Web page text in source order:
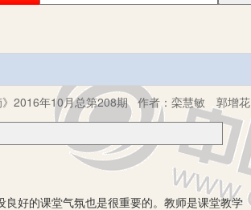
》2016年10月总第208期作者： 栾慧敏 郭增花
好的课堂气氛也是很重要的。教师是课堂教学